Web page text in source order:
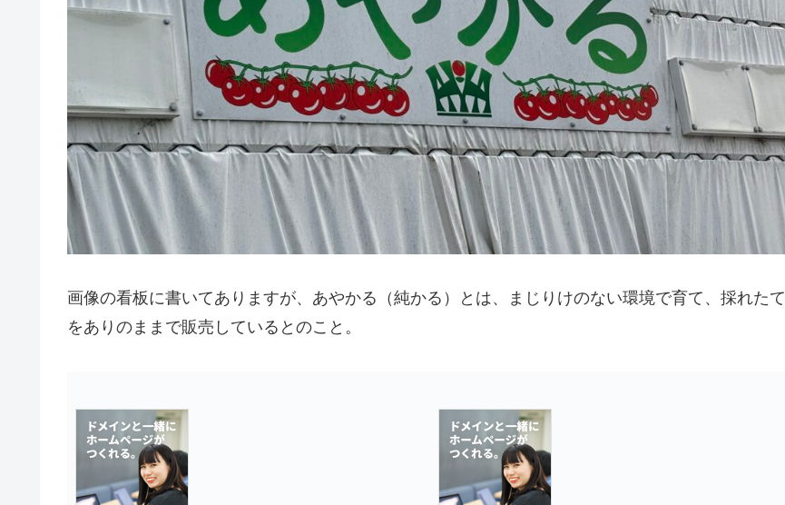
画像の看板に書いてありますが、あやかる（純かる）とは、まじりけのない環境で育て、採れたて
をありのままで販売しているとのこと。